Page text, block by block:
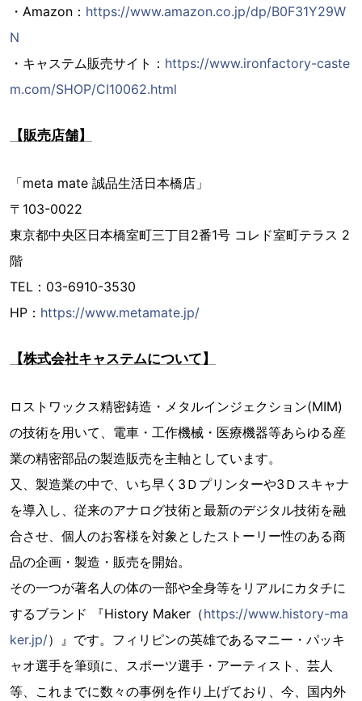
・Amazon： https://www.amazon.co.jp/dp/B0F31Y29W
N
・キャステム販売サイト： https://www.ironfactory-caste
m.com/SHOP/CI10062.html
【販売店舗】
「meta mate 誠品生活日本橋店」
〒103-0022
東京都中央区日本橋室町三丁目2番1号 コレド室町テラス 2
階
TEL：03-6910-3530
HP： https://www.metamate.jp/
【株式会社キャステムについて】
ロストワックス精密鋳造・メタルインジェクション(MIM)
の技術を用いて、電車・工作機械・医療機器等あらゆる産
業の精密部品の製造販売を主軸としています。
又、製造業の中で、いち早く3Ｄプリンターや3Ｄスキャナ
を導入し、従来のアナログ技術と最新のデジタル技術を融
合させ、個人のお客様を対象としたストーリー性のある商
品の企画・製造・販売を開始。
その一つが著名人の体の一部や全身等をリアルにカタチに
するブランド 『History Maker（https://www.history-ma
ker.jp/）』です。フィリピンの英雄であるマニー・パッキ
ャオ選手を筆頭に、スポーツ選手・アーティスト、芸人
等、これまでに数々の事例を作り上げており、今、国内外